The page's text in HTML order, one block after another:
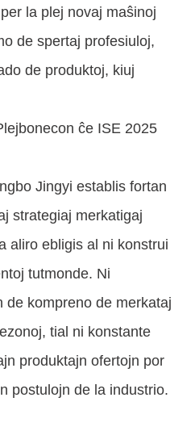
la plej novaj maŝinoj
de spertaj profesiuloj,
de produktoj, kiuj
Jingyi establis fortan
strategiaj merkatigaj
aliro ebligis al ni konstrui
tutmonde. Ni
de kompreno de merkataj
tial ni konstante
produktajn ofertojn por
postulojn de la industrio.